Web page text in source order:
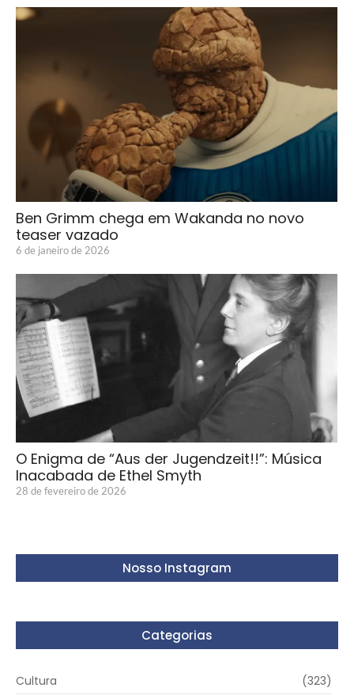
Ben Grimm chega em Wakanda no novo
teaser vazado
6 de janeiro de 2026
O Enigma de “Aus der Jugendzeit!!”: Música
Inacabada de Ethel Smyth
28 de fevereiro de 2026
Nosso Instagram
Categorias
Cultura (323)